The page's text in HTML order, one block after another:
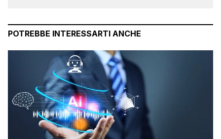
POTREBBE INTERESSARTI ANCHE